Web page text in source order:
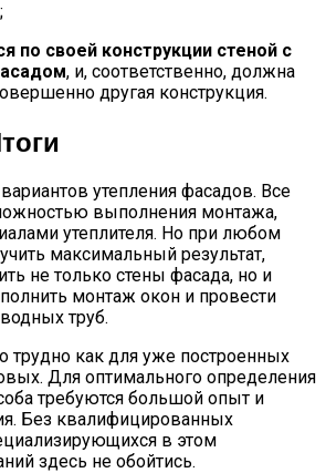
по своей конструкции стеной с
, и, соответственно, должна
другая конструкция.
утепления фасадов. Все
выполнения монтажа,
утеплителя. Но при любом
максимальный результат,
не только стены фасада, но и
монтаж окон и провести
труб.
трудно как для уже построенных
Для оптимального определения
требуются большой опыт и
Без квалифицированных
в этом
здесь не обойтись.